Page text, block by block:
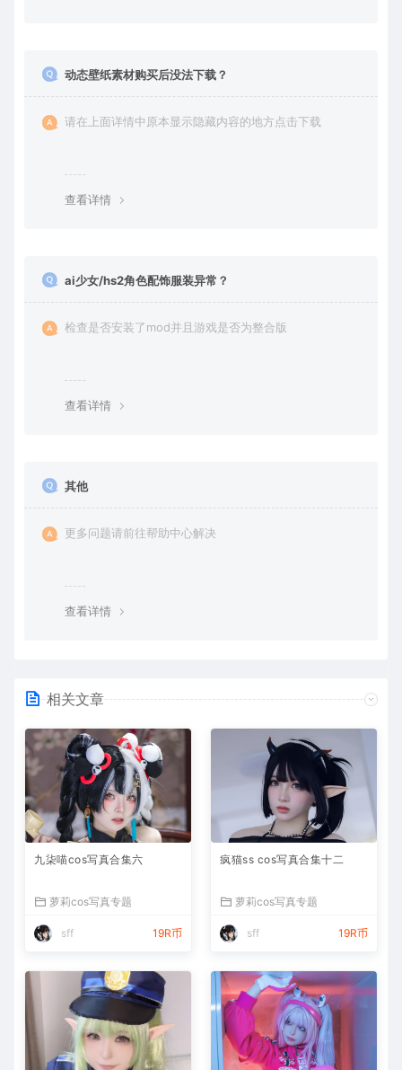
动态壁纸素材购买后没法下载？
请在上面详情中原本显示隐藏内容的地方点击下载
查看详情
ai少女/hs2角色配饰服装异常？
检查是否安装了mod并且游戏是否为整合版
查看详情
其他
更多问题请前往帮助中心解决
查看详情
相关文章
九柒喵cos写真合集六
萝莉cos写真专题
sff 19R币
疯猫ss cos写真合集十二
萝莉cos写真专题
sff 19R币